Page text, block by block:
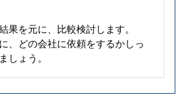
900万円
東北福祉大前
2,100万円
北仙台
1,500万円
北仙台
果を元に、比較検討します。
、どの会社に依頼をするかしっ
しょう。